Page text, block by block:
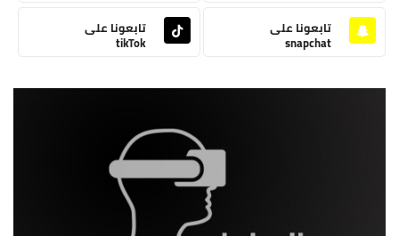
تابعونا على
snapchat
تابعونا على
tikTok